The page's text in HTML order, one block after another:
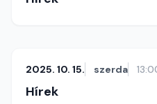
2025. 10. 15. szerda
Hírek